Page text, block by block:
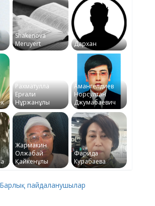
Shakenova
Meruyert
Дархан
Рахматулла
Ерғали
Нұржанұлы
Амангелдиев
Норсултан
Джумабаевич
Жармакин
Олжабай
Қайкенұлы
Фарида
Курабаева
Барлық пайдаланушылар